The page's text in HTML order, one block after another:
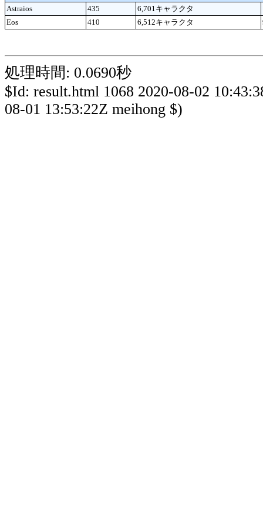
Astraios
435 6,701キャラクタ
Eos
410 6,512キャラクタ
処理時間: 0.0690秒
$Id: result.html 1068 2020-08-02
08-01 13:53:22Z meihong $)